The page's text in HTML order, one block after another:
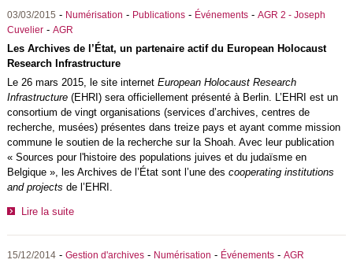
03/03/2015 - Numérisation - Publications- Événements- AGR 2 - Joseph
Cuvelier- AGR
Les Archives de l’État, un partenaire actif du European Holocaust
Research Infrastructure
Le 26 mars 2015, le site internet European Holocaust Research
Infrastructure (EHRI) sera officiellement présenté à Berlin. L’EHRI est un
consortium de vingt organisations (services d’archives, centres de
recherche, musées) présentes dans treize pays et ayant comme mission
commune le soutien de la recherche sur la Shoah. Avec leur publication
« Sources pour l'histoire des populations juives et du judaïsme en
Belgique », les Archives de l’État sont l’une des cooperating institutions
and projects de l’EHRI.
Lire la suite
15/12/2014- Gestion d'archives- Numérisation - Événements- AGR